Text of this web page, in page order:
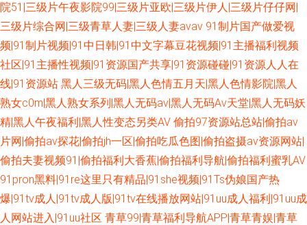
院51|三级片午夜影院99|三级片亚欧|三级片伊人|三级片仔仔网|
三级片综合网|三级青草人妻|三级人妻avav 91制片国产做爱视
频|91制片视频|91中日韩|91中文字幕豆花视频|91主播福利视频
社区|91主播性视频|91资源国产共享|91资源碰碰|91资源人人在
线|91资源站 黑人三级无码|黑人色情五月天|黑人色情影院|黑人
熟女c0m|黑人熟女系列|黑人无码av|黑人无码Av天堂|黑人无码妖
精|黑人午夜福利|黑人性变态另类AV 偷拍97资源站总站|偷拍av
片网|偷拍av探花|偷拍jh一区|偷拍吃瓜色图|偷拍盗摄av资源网站|
偷拍夫妻视频91|偷拍福利大香蕉|偷拍福利导航|偷拍福利蜜乳AV
91pron黑料|91re这里只有精品|91she视频|91Ts伪娘国产热
爆|91tv成人|91tv成人版|91tv在线播放网站|91uu成人福利|91uu成
人网站进入|91uu社区 青草99|青草福利导航APP|青草青娱|青草